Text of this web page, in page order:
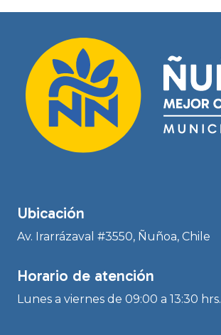
Ubicación
Av. Irarrázaval #3550, Ñuñoa, Chile
Horario de atención
Lunes a viernes de 09:00 a 13:30 hrs.